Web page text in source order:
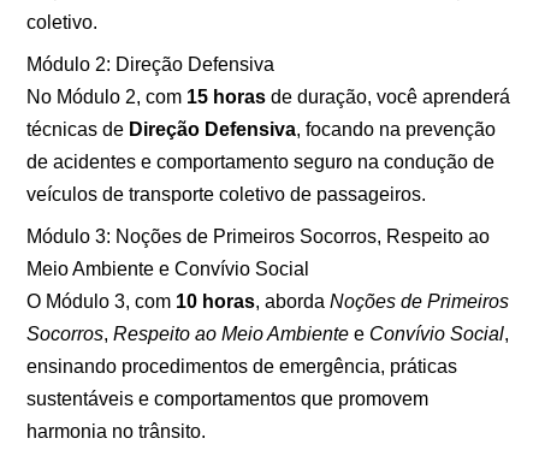
coletivo.
Módulo 2: Direção Defensiva
No Módulo 2, com 15 horas de duração, você aprenderá
técnicas de Direção Defensiva, focando na prevenção
de acidentes e comportamento seguro na condução de
veículos de transporte coletivo de passageiros.
Módulo 3: Noções de Primeiros Socorros, Respeito ao
Meio Ambiente e Convívio Social
O Módulo 3, com 10 horas, abordaNoções de Primeiros
Socorros,Respeito ao Meio Ambiente e Convívio Social,
ensinando procedimentos de emergência, práticas
sustentáveis e comportamentos que promovem
harmonia no trânsito.